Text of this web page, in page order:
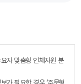
자 맞춤형 인체자원 분